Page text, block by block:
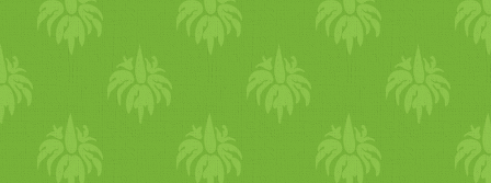
mindenfélével higíthatják, és
az előállítási folyamatok sem
daokonyha csapata kínai
pikáns sütőtökkel készült.
nem vegetáriánusok, nincs